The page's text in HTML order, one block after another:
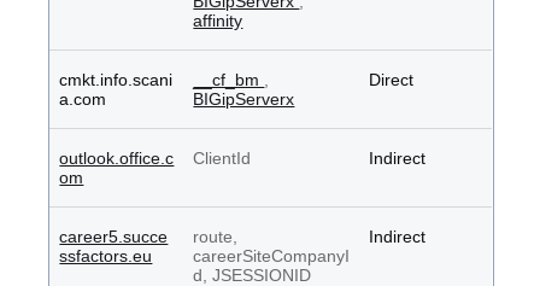
affinity
cmkt.info.scani
a.com
__cf_bm
BIGipServerx
Direct
outlook.office.c
om
ClientId Indirect
career5.succe
ssfactors.eu
route,
careerSiteCompanyI
d, JSESSIONID
Indirect